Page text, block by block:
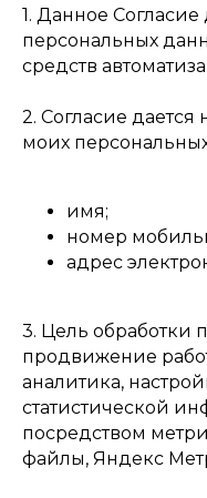
1. Данное Согласие
персональных
средств
2. Согласие
моих
имя;
номер
адрес
3. Цель обработки
продвижение
аналитика,
статистической
посредством
файлы, Яндекс